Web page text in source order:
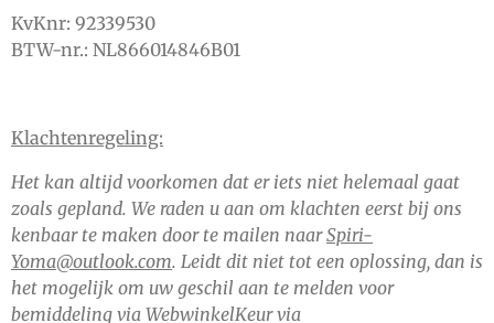
KvKnr: 92339530
BTW-nr.: NL866014846B01
Klachtenregeling:
Het kan altijd voorkomen dat er iets niet helemaal gaat
zoals gepland. We raden u aan om klachten eerst bij ons
kenbaar te maken door te mailen naarSpiri-
Yoma@outlook.com. Leidt dit niet tot een oplossing, dan is
het mogelijk om uw geschil aan te melden voor
bemiddeling via WebwinkelKeur via